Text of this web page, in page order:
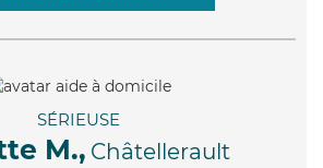
SÉRIEUSE
M., Châtellerault